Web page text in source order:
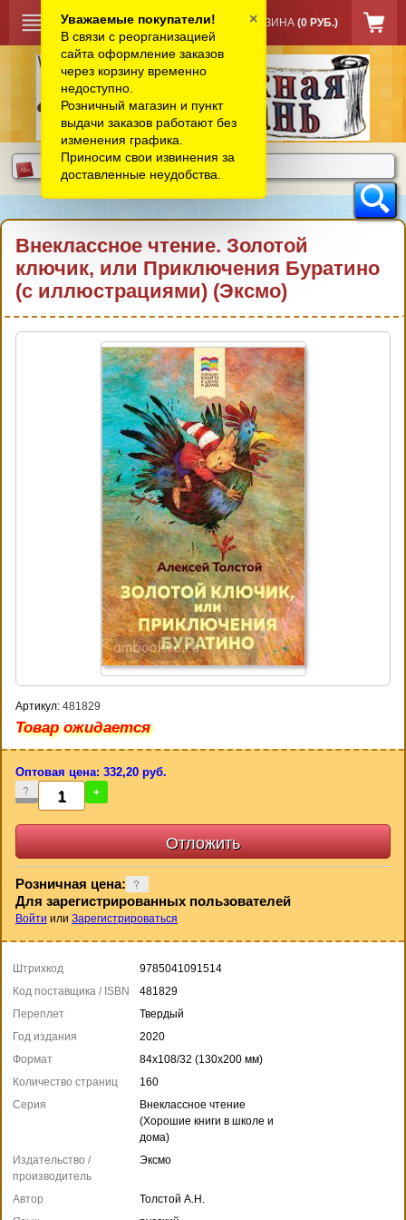
КОРЗИНА (0 РУБ.)
Внеклассное чтение. Золотой
ключик, или Приключения Буратино
(с иллюстрациями) (Эксмо)
Артикул: 481829
Товар ожидается
Оптовая цена: 332,20 руб.
- +
Розничная цена:
Для зарегистрированных пользователей
Войти или Зарегистрироваться
Штрихкод
9785041091514
Код поставщика / ISBN
481829
Переплет
Твердый
Год издания
2020
Формат
84x108/32 (130x200 мм)
Количество страниц
160
Серия
Внеклассное чтение
(Хорошие книги в школе и
дома)
Издательство /
производитель
Эксмо
Автор
Толстой А.Н.
Уважаемые покупатели!
В связи с реорганизацией
сайта оформление заказов
через корзину временно
недоступно.
Розничный магазин и пункт
выдачи заказов работают без
изменения графика.
Приносим свои извинения за
доставленные неудобства.
×